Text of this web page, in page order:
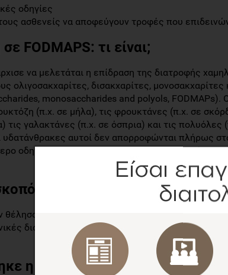
οδηγίες
ασθενείς να αποφεύγουν τροφές που
σε FODMAPS: τι είναι;
να μελετάται η επίδραση της διατροφής
ολιγοσακχαρίτες, δισακχαρίτες,
monosaccharides and polyols, FODMAPs).
(π.χ. σε μήλα), τις φρουκτάνες (π.χ. σε
τις γαλακτάνες (π.χ. σε όσπρια) και τις πολυόλες
υδατάνθρακες αυτοί δεν απορροφώνται πλήρως
οδηγούν σε παραγωγή αερίων, διαταραγμένη
της μελέτης;
θέλησαν να διερευνήσουν την επίδραση της
διατροφικές οδηγίες στην αντιμετώπιση
η παρέμβαση;